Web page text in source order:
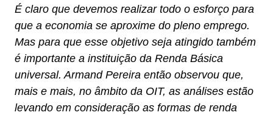
É claro que devemos realizar todo o esforço para
que a economia se aproxime do pleno emprego.
Mas para que esse objetivo seja atingido também
é importante a instituição da Renda Básica
universal. Armand Pereira então observou que,
mais e mais, no âmbito da OIT, as análises estão
levando em consideração as formas de renda